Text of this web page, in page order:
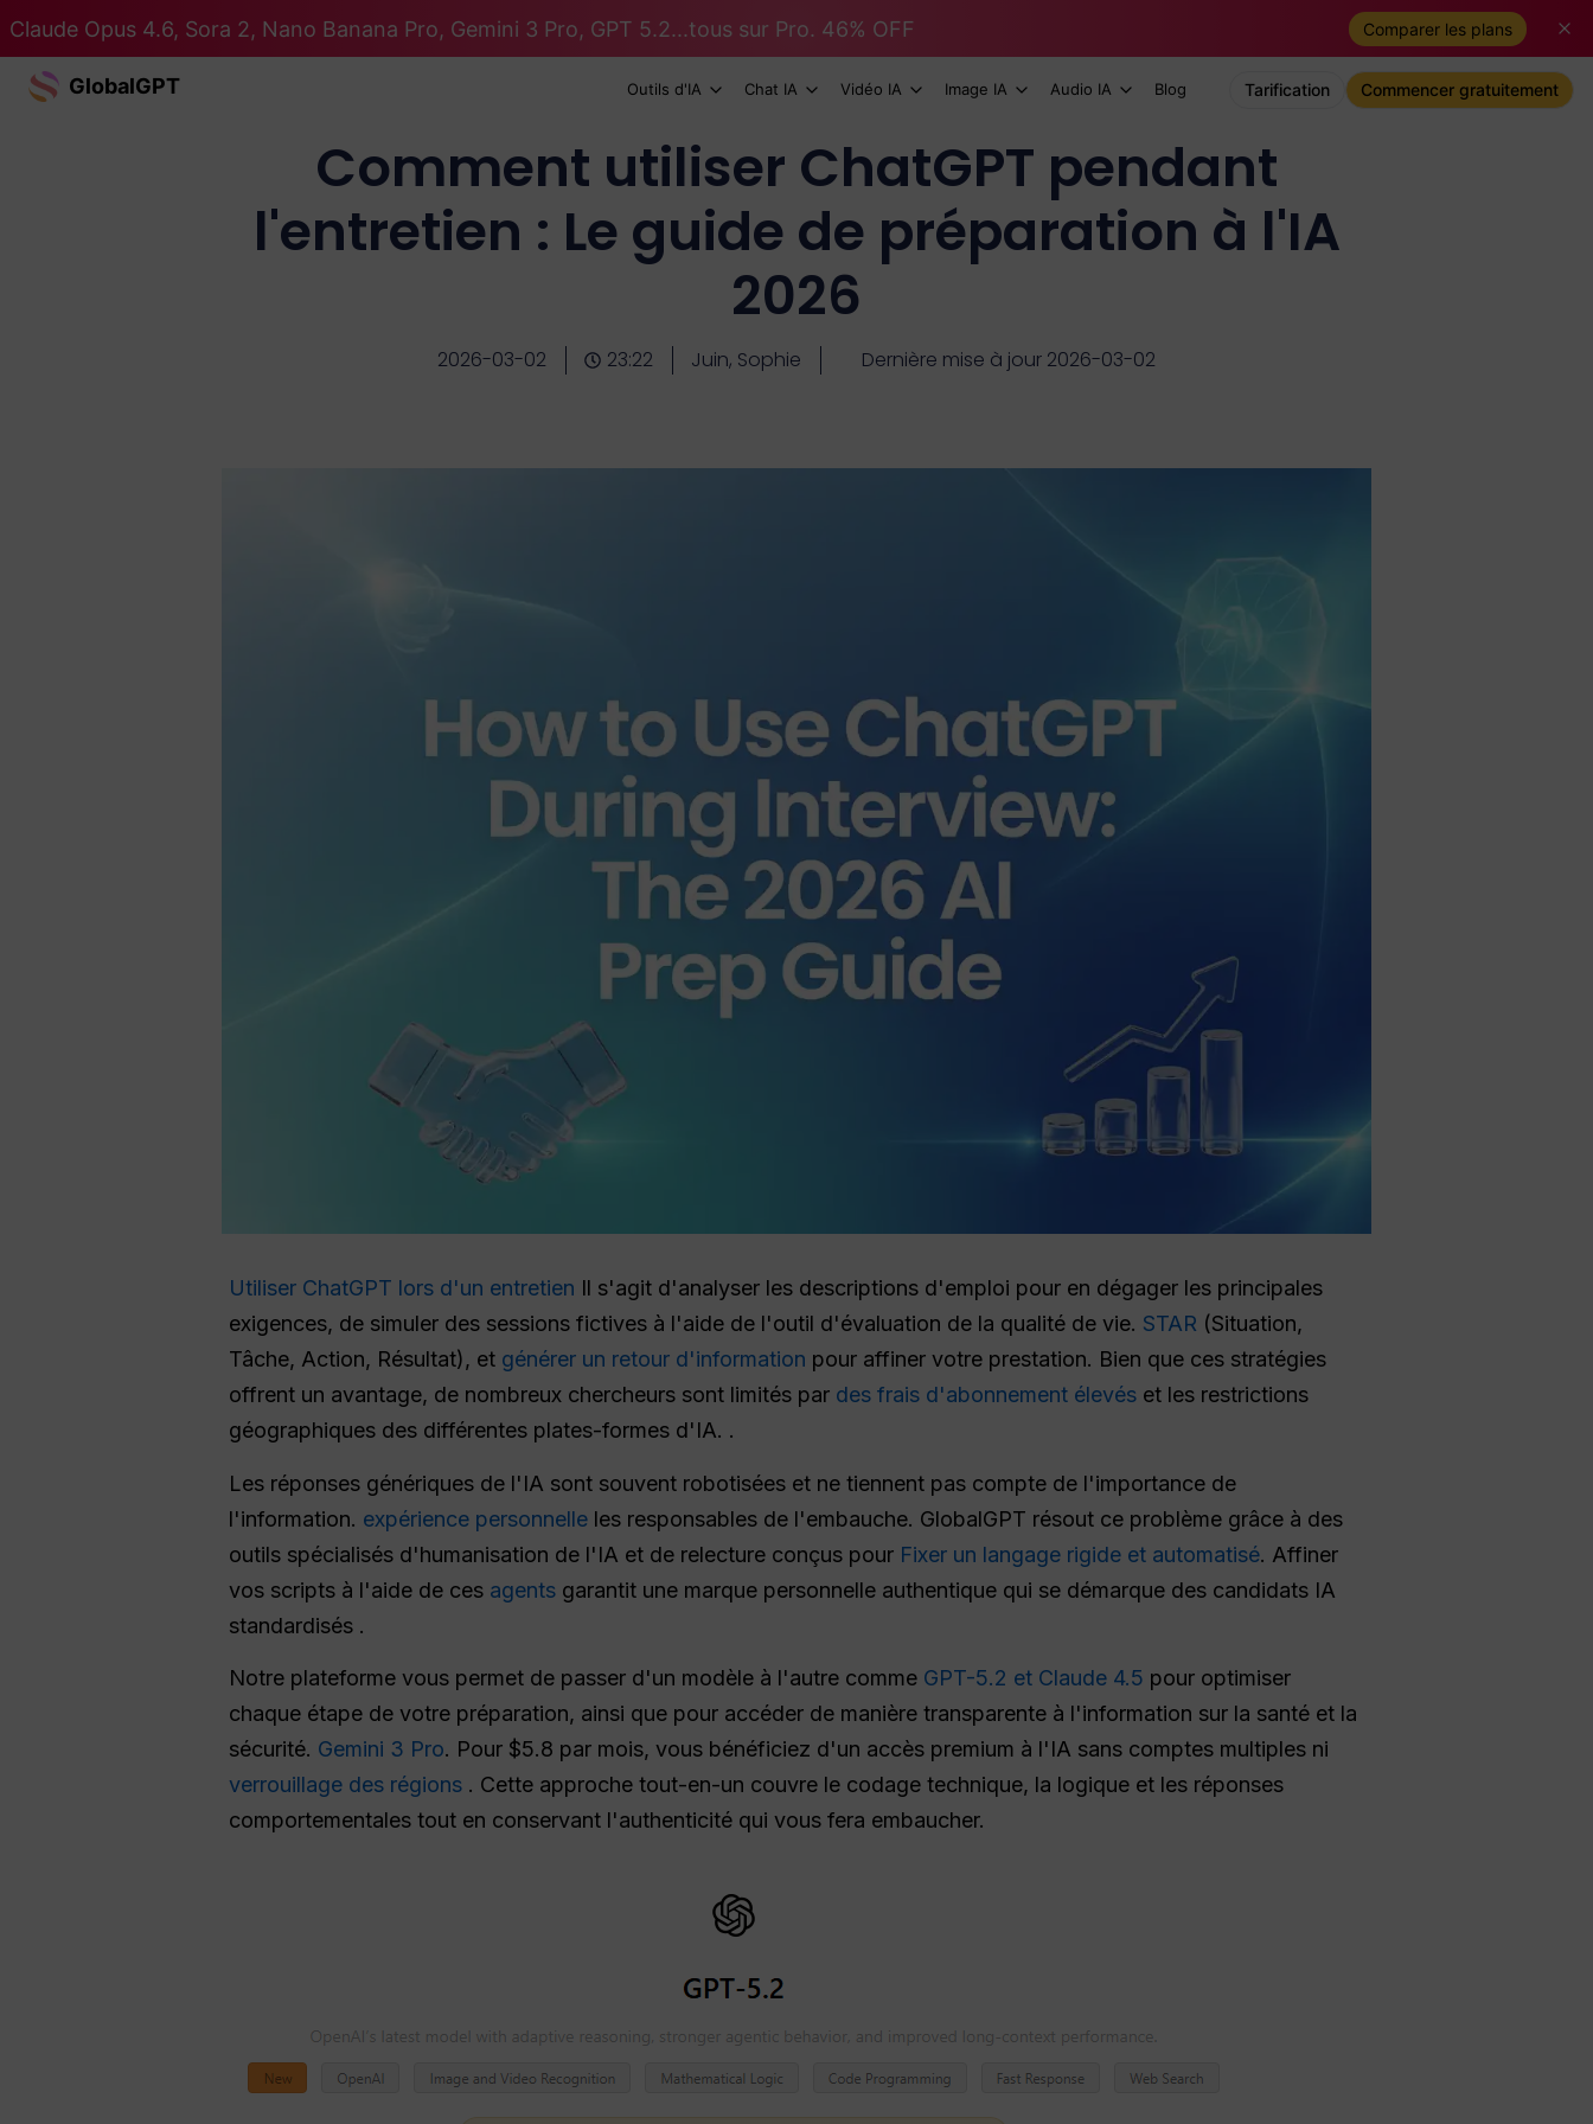
Claude Opus 4.6, Sora 2, Nano Banana Pro, Gemini 3 Pro, GPT 5.2...tous sur Pro. 46% OFF Comparer les plans
GlobalGPT Outils d'IA Chat IA Vidéo IA Image IA Audio IA Blog Tarification Commencer gratuitement
Comment utiliser ChatGPT pendant
l'entretien : Le guide de préparation à l'IA
2026
2026-03-02 23:22 Juin, Sophie Dernière mise à jour 2026-03-02
Utiliser ChatGPT lors d'un entretien Il s'agit d'analyser les descriptions d'emploi pour en dégager les principales
exigences, de simuler des sessions fictives à l'aide de l'outil d'évaluation de la qualité de vie. STAR (Situation,
Tâche, Action, Résultat), et générer un retour d'information pour affiner votre prestation. Bien que ces stratégies
offrent un avantage, de nombreux chercheurs sont limités par des frais d'abonnement élevés et les restrictions
géographiques des différentes plates-formes d'IA. .
Les réponses génériques de l'IA sont souvent robotisées et ne tiennent pas compte de l'importance de
l'information. expérience personnelle les responsables de l'embauche. GlobalGPT résout ce problème grâce à des
outils spécialisés d'humanisation de l'IA et de relecture conçus pour Fixer un langage rigide et automatisé. Affiner
vos scripts à l'aide de ces agents garantit une marque personnelle authentique qui se démarque des candidats IA
standardisés .
Notre plateforme vous permet de passer d'un modèle à l'autre comme GPT-5.2 et Claude 4.5 pour optimiser
chaque étape de votre préparation, ainsi que pour accéder de manière transparente à l'information sur la santé et la
sécurité. Gemini 3 Pro. Pour $5.8 par mois, vous bénéficiez d'un accès premium à l'IA sans comptes multiples ni
verrouillage des régions . Cette approche tout-en-un couvre le codage technique, la logique et les réponses
comportementales tout en conservant l'authenticité qui vous fera embaucher.